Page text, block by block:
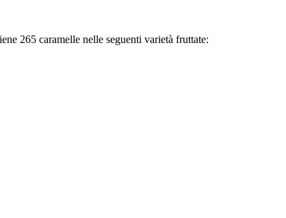
265 caramelle nelle seguenti varietà fruttate: